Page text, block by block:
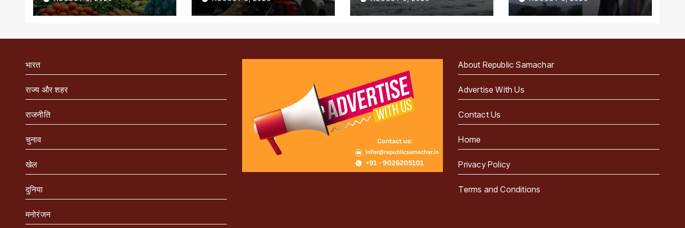
भारत
राज्य और शहर
राजनीति
चुनाव
खेल
दुनिया
मनोरंजन
About Republic Samachar
Advertise With Us
Contact Us
Home
Privacy Policy
Terms and Conditions